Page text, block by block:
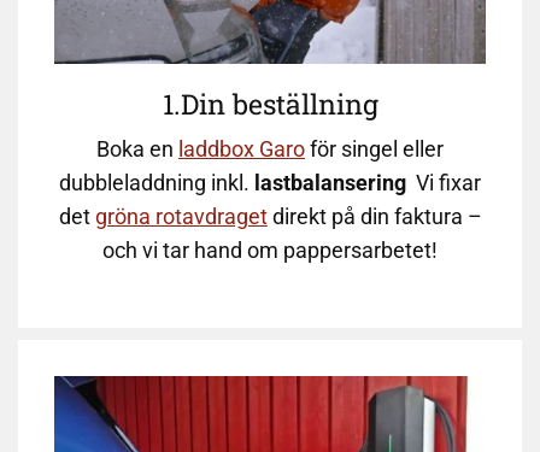
1.Din beställning
Boka en laddbox Garoför singel eller
dubbleladdning inkl. lastbalansering Vi fixar
det gröna rotavdragetdirekt på din faktura –
och vi tar hand om pappersarbetet!